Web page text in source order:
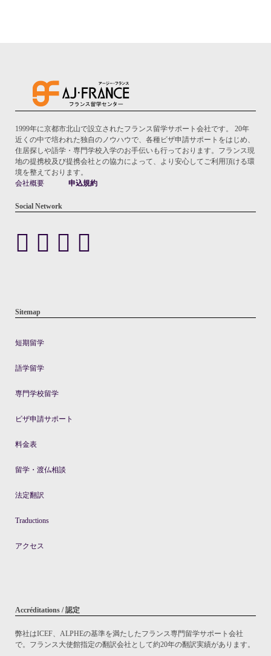
1999年に京都市北山で設立されたフランス留学サポート会社です。 20年
近くの中で培われた独自のノウハウで、各種ビザ申請サポートをはじめ、
住居探しや語学・専門学校入学のお手伝いも行っております。フランス現
地の提携校及び提携会社との協力によって、より安心してご利用頂ける環
境を整えております。
会社概要
申込規約
Social Network
Sitemap
短期留学
語学留学
専門学校留学
ビザ申請サポート
料金表
留学・渡仏相談
法定翻訳
Traductions
アクセス
Accréditations / 認定
弊社はICEF、ALPHEの基準を満たしたフランス専門留学サポート会社
で。フランス大使館指定の翻訳会社として約20年の翻訳実績があります。